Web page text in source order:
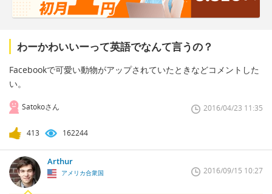
わーかわいいーって英語でなんて言うの？
Facebookで可愛い動物がアップされていたときなどコメントした
い。
Satokoさん 2016/04/23 11:35
413 162244
Arthur
アメリカ合衆国 2016/09/15 10:27